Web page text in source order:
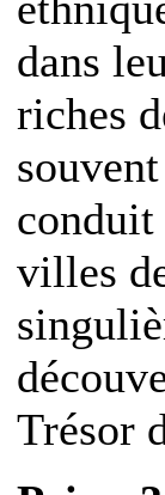
dans
riches
villes
Trésor